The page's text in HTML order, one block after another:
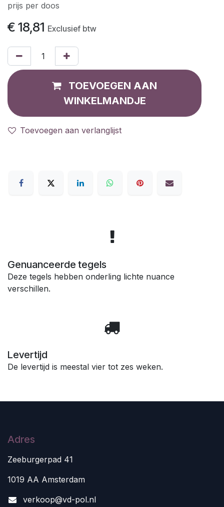
prijs per doos
€ 18,81 Exclusief btw
TOEVOEGEN AAN
WINKELMANDJE
Toevoegen aan verlanglijst
Genuanceerde tegels
Deze tegels hebben onderling lichte nuance
verschillen.
Levertijd
De levertijd is meestal vier tot zes weken.
Adres
Zeeburgerpad 41
1019 AA Amsterdam
verkoop@vd-pol.nl